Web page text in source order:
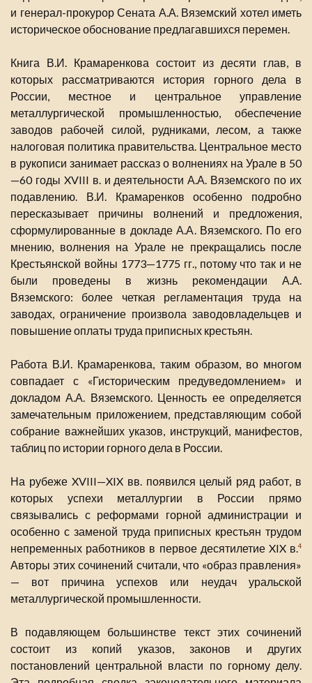
и генерал-прокурор Сената А.А. Вяземский хотел иметь
историческое обоснование предлагавшихся перемен.
Книга В.И. Крамаренкова состоит из десяти глав, в
которых рассматриваются история горного дела в
России, местное и центральное управление
металлургической промышленностью, обеспечение
заводов рабочей силой, рудниками, лесом, а также
налоговая политика правительства. Центральное место
в рукописи занимает рассказ о волнениях на Урале в 50
—60 годы XVIII в. и деятельности А.А. Вяземского по их
подавлению. В.И. Крамаренков особенно подробно
пересказывает причины волнений и предложения,
сформулированные в докладе А.А. Вяземского. По его
мнению, волнения на Урале не прекращались после
Крестьянской войны 1773—1775 гг., потому что так и не
были проведены в жизнь рекомендации А.А.
Вяземского: более четкая регламентация труда на
заводах, ограничение произвола заводовладельцев и
повышение оплаты труда приписных крестьян.
Работа В.И. Крамаренкова, таким образом, во многом
совпадает с «Гисторическим предуведомлением» и
докладом А.А. Вяземского. Ценность ее определяется
замечательным приложением, представляющим собой
собрание важнейших указов, инструкций, манифестов,
таблиц по истории горного дела в России.
На рубеже XVIII—XIX вв. появился целый ряд работ, в
которых успехи металлургии в России прямо
связывались с реформами горной администрации и
особенно с заменой труда приписных крестьян трудом
непременных работников в первое десятилетие XIX в.4
Авторы этих сочинений считали, что «образ правления»
— вот причина успехов или неудач уральской
металлургической промышленности.
В подавляющем большинстве текст этих сочинений
состоит из копий указов, законов и других
постановлений центральной власти по горному делу.